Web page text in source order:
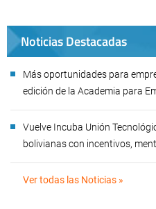
Noticias Destacadas
Más oportunidades para
edición de la Academia para
Vuelve Incuba Unión
bolivianas con incentivos,
Ver todas las Noticias »